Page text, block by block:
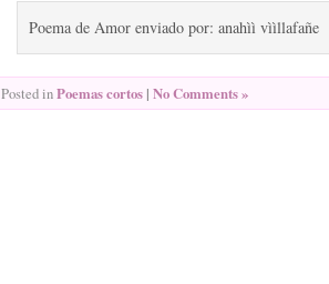
Poema de Amor enviado por: anahìì vììllafañe
Posted inPoemas cortos | No Comments »